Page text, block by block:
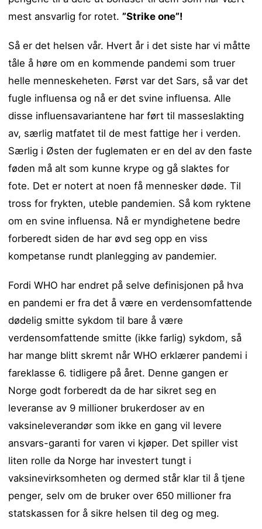
mest ansvarlig for rotet.”Strike one”!
Så er det helsen vår. Hvert år i det siste har vi måtte
tåle å høre om en kommende pandemi som truer
helle menneskeheten. Først var det Sars, så var det
fugle influensa og nå er det svine influensa. Alle
disse influensavariantene har ført til masseslakting
av, særlig matfatet til de mest fattige her i verden.
Særlig i Østen der fuglematen er en del av den faste
føden må alt som kunne krype og gå slaktes for
fote. Det er notert at noen få mennesker døde. Til
tross for frykten, uteble pandemien. Så kom ryktene
om en svine influensa. Nå er myndighetene bedre
forberedt siden de har øvd seg opp en viss
kompetanse rundt planlegging av pandemier.
Fordi WHO har endret på selve definisjonen på hva
en pandemi er fra det å være en verdensomfattende
dødelig smitte sykdom til bare å være
verdensomfattende smitte (ikke farlig) sykdom, så
har mange blitt skremt når WHO erklærer pandemi i
fareklasse 6. tidligere på året. Denne gangen er
Norge godt forberedt da de har sikret seg en
leveranse av 9 millioner brukerdoser av en
vaksineleverandør som ikke en gang vil levere
ansvars-garanti for varen vi kjøper. Det spiller vist
liten rolle da Norge har investert tungt i
vaksinevirksomheten og dermed står klar til å tjene
penger, selv om de bruker over 650 millioner fra
statskassen for å sikre helsen til deg og meg.